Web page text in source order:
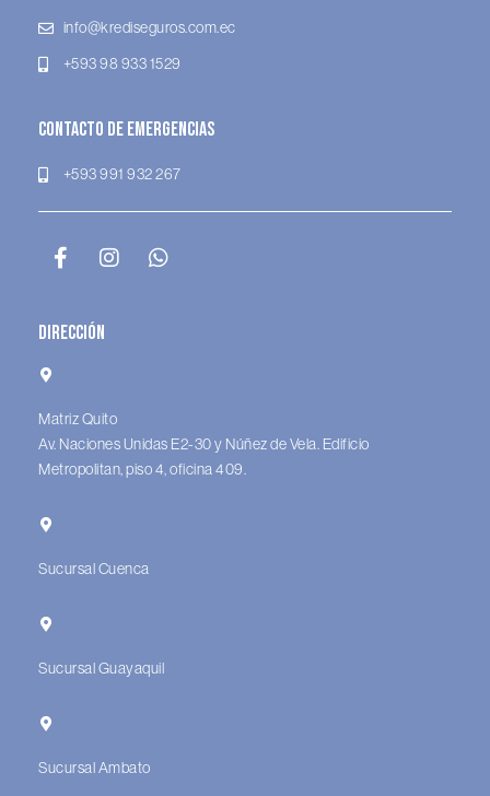
info@krediseguros.com.ec
+593 98 933 1529
Contacto de Emergencias
+593 991 932 267
Dirección
Matriz Quito
Av. Naciones Unidas E2-30 y Núñez de Vela. Edificio
Metropolitan, piso 4, oficina 409.
Sucursal Cuenca
Sucursal Guayaquil
Sucursal Ambato